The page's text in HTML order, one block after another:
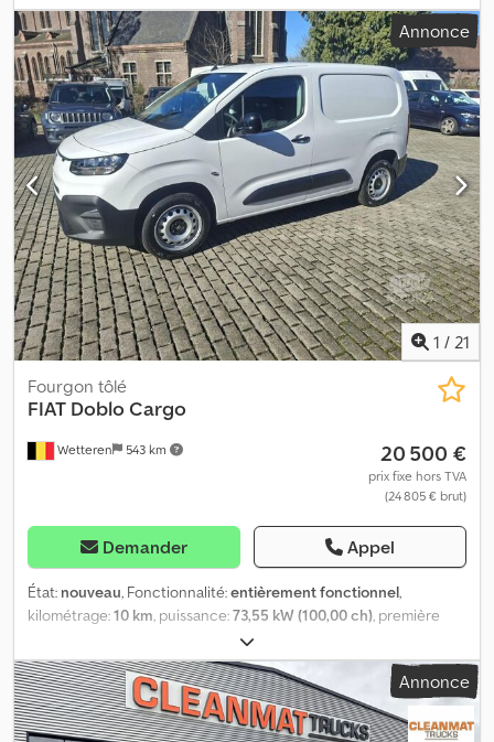
des pneus:15', carburant:diesel, Émissions de CO₂:129 g/km,
couleur:blanc, type d'engrenage:mécanique, nombre de
vitesses:6, nombre de sièges:2, Année de construction:2025,
Équipement:ABS, Android Auto, Bluetooth, Port USB, assistance
au maintien de voie, caméra de recul, climatisation, historique
complet d'entretien, ordinateur de bord, porte coulissante,
régulateur de vitesse, régulation électrique des vitres, système
de navigation, verrouillage centralisé, Véhicule neuf. Immatriculé
depuis un jour. Cjdjx Sw Rdepfx Agxsrf Nombreuses options.
Annonce
1 / 21
Wetteren 543 km
Fourgon tôlé
FIAT Doblo Cargo
20 500 €
prix fixe hors TVA
(24 805 € brut)
Demander Appel
État: nouveau, Fonctionnalité:entièrement fonctionnel,
kilométrage:10 km, puissance:73,55 kW (100,00 ch), première
, type de carburant:
pneus:100 pourcentage, carburant:diesel, couleur:blanc, type
d'engrenage:mécanique, nombre de vitesses:
, classe
d'émission:Euro 6, nombre de sièges:3, Année de construction:
2025, Équipement:ABS, Android Auto, Apple CarPlay, Bluetooth,
Annonce